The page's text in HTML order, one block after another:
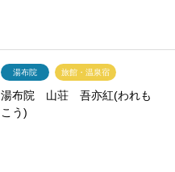
湯布院 旅館・温泉宿
湯布院 山荘 吾亦紅(われも
こう)